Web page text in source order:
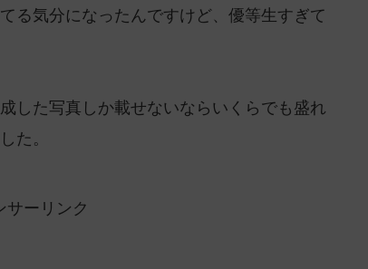
る気分になったんですけど、優等生すぎて
した写真しか載せないならいくらでも盛れ
た。
サーリンク